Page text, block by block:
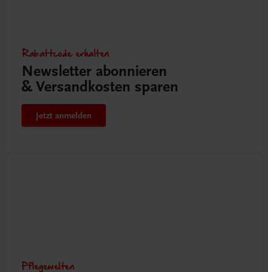
Rabattcode erhalten
Newsletter abonnieren
& Versandkosten sparen
Jetzt anmelden
Pflegewelten